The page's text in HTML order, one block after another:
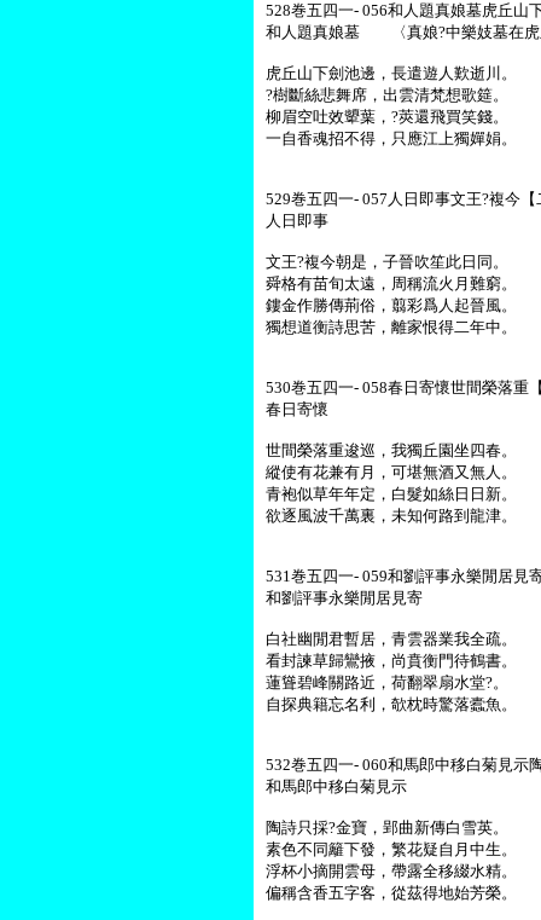
528巻五四一- 056和人題真娘墓虎丘
和人題真娘墓 〈真娘?中樂妓墓在虎
虎丘山下劍池邊，長遣遊人歎逝川。
?樹斷絲悲舞席，出雲清梵想歌筵。
柳眉空吐效顰葉，?莢還飛買笑錢。
一自香魂招不得，只應江上獨嬋娟。
529巻五四一- 057人日即事文王?複今
人日即事
文王?複今朝是，子晉吹笙此日同。
舜格有苗旬太遠，周稱流火月難窮。
鏤金作勝傳荊俗，翦彩爲人起晉風。
獨想道衡詩思苦，離家恨得二年中。
530巻五四一- 058春日寄懷世間榮落
春日寄懷
世間榮落重逡巡，我獨丘園坐四春。
縱使有花兼有月，可堪無酒又無人。
青袍似草年年定，白髮如絲日日新。
欲逐風波千萬裏，未知何路到龍津。
531巻五四一- 059和劉評事永樂閒居
和劉評事永樂閒居見寄
白社幽閒君暫居，青雲器業我全疏。
看封諫草歸鸞掖，尚賁衡門待鶴書。
蓮聳碧峰關路近，荷翻翠扇水堂?。
自探典籍忘名利，欹枕時驚落蠹魚。
532巻五四一- 060和馬郎中移白菊見
和馬郎中移白菊見示
陶詩只採?金寶，郢曲新傳白雪英。
素色不同籬下發，繁花疑自月中生。
浮杯小摘開雲母，帶露全移綴水精。
偏稱含香五字客，從茲得地始芳榮。